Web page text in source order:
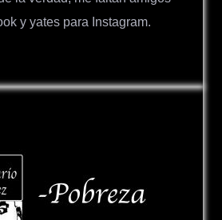
y yates para Instagram.